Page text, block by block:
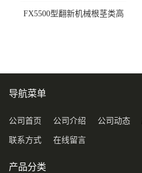
FX5500型翻新机械根茎类高
导航菜单
公司首页 公司介绍 公司动态
联系方式 在线留言
产品分类